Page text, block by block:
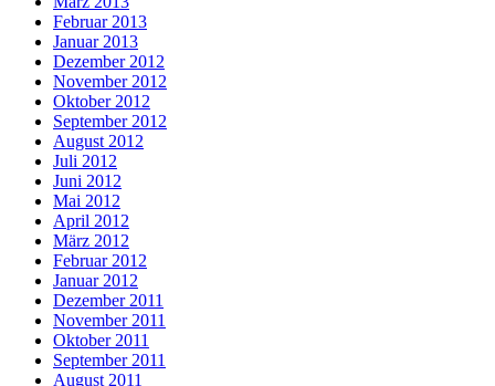
Februar 2013
Januar 2013
Dezember 2012
November 2012
Oktober 2012
September 2012
August 2012
Juli 2012
Juni 2012
Mai 2012
April 2012
März 2012
Februar 2012
Januar 2012
Dezember 2011
November 2011
Oktober 2011
September 2011
August 2011